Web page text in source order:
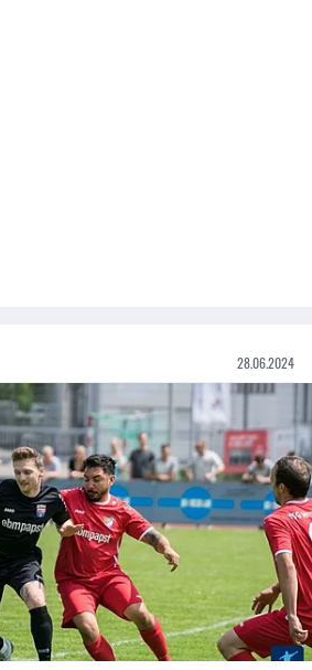
28.06.2024